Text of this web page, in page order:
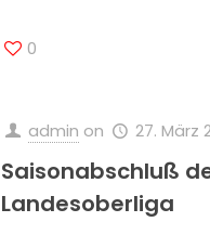
0
admin on 27. März
Saisonabschluß
Landesoberliga